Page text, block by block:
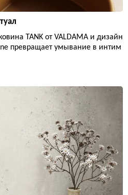
TANK от VALDAMA и дизайн
превращает умывание в интим